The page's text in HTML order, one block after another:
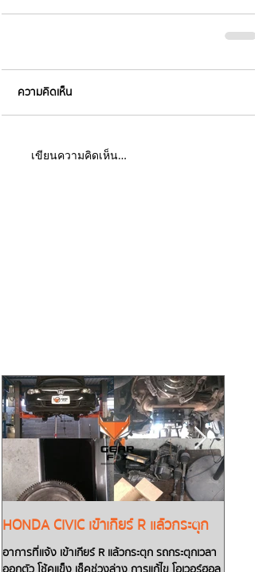
ความคิดเห็น
เขียนความคิดเห็น…
HONDA CIVIC เข้าเกียร์ R แล้วกระตุก
อาการที่แจ้ง เข้าเกียร์ R แล้วกระตุก รถกระตุกเวลา